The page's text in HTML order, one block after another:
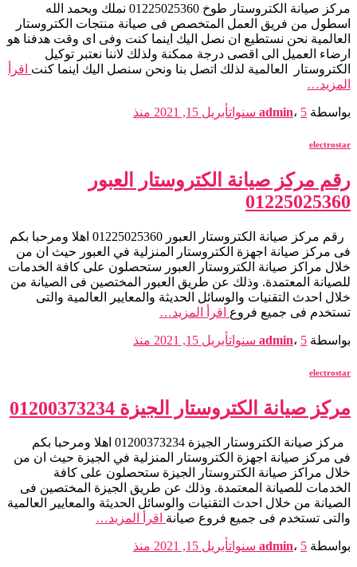
مركز صيانة الكتروستار طوخ 01225025360 نملك وبحمد الله
اسطول من فريق العمل المتخصص فى صيانة منتجات الكتروستار
العالمية نحن نستطيع ان نصل اليك اينما كنت وفى اى وقت هدفنا هو
ارضاء العميل الى اقصى درجة ممكنة ولذلك لاننا نعتبر توكيل
الكتروستار العالمية لذلك اتصل بنا ونحن سنصل اليك اينما كنت اقرأ
المزيد…
بواسطة admin، 5 سنوات أبريل 15, 2021 منذ
electrostar
رقم مركز صيانة الكتروستار العبور
01225025360
رقم مركز صيانة الكتروستار العبور 01225025360 اهلا ومرحبا بكم
فى مركز صيانة اجهزة الكتروستار المنزلية في العبور حيث ان من
خلال مراكز صيانة الكتروستار العبور ستحصلون على كافة الخدمات
للصيانة المعتمدة. وذلك عن طريق العبور المختصين فى الصيانة من
خلال احدث التقنيات والوسائل الحديثة والمعايير العالمية والتى
تستخدم فى جميع فروع اقرأ المزيد…
بواسطة admin، 5 سنوات أبريل 15, 2021 منذ
electrostar
مركز صيانة الكتروستار الجيزة 01200373234
مركز صيانة الكتروستار الجيزة 01200373234 اهلا ومرحبا بكم
فى مركز صيانة اجهزة الكتروستار المنزلية في الجيزة حيث ان من
خلال مراكز صيانة الكتروستار الجيزة ستحصلون على كافة
الخدمات للصيانة المعتمدة. وذلك عن طريق الجيزة المختصين فى
الصيانة من خلال احدث التقنيات والوسائل الحديثة والمعايير العالمية
والتى تستخدم فى جميع فروع صيانة اقرأ المزيد…
بواسطة admin، 5 سنوات أبريل 15, 2021 منذ